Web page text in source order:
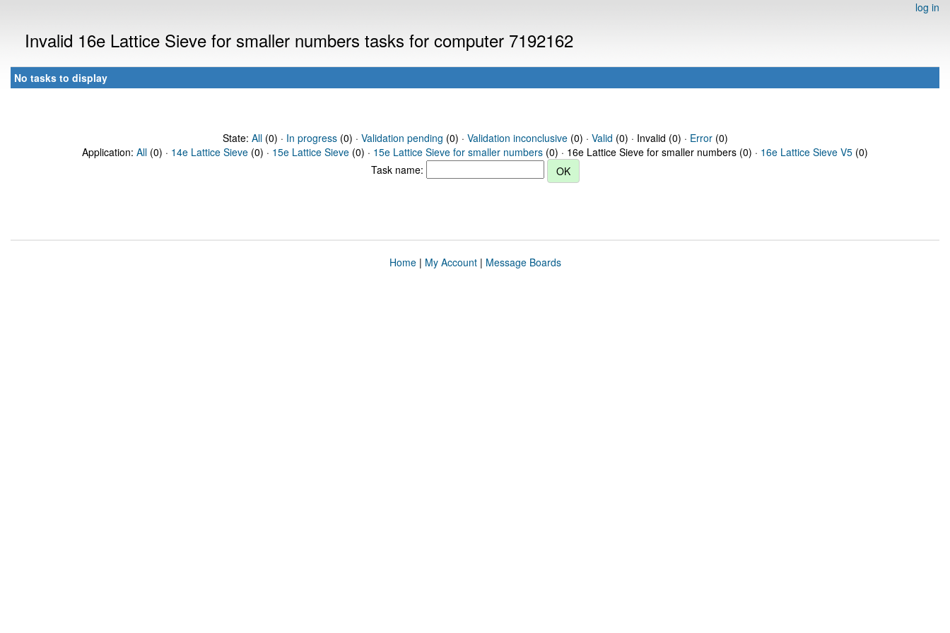
log in
Invalid 16e Lattice Sieve for smaller numbers tasks for computer 7192162
No tasks to display
State: All(0) · In progress(0) · Validation pending (0) · Validation inconclusive(0) · Valid (0) · Invalid (0) · Error(0)
Application: All (0) · 14e Lattice Sieve (0) · 15e Lattice Sieve (0) · 15e Lattice Sieve for smaller numbers (0) · 16e Lattice Sieve for smaller numbers (0) · 16e Lattice Sieve V5 (0)
Task name:
Home| My Account| Message Boards